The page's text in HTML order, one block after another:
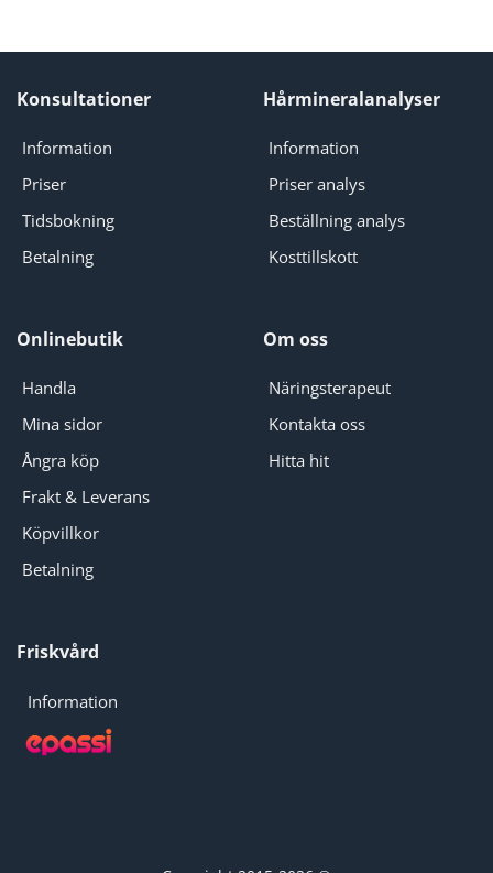
Konsultationer
Information
Priser
Tidsbokning
Betalning
Hårmineralanalyser
Information
Priser analys
Beställning analys
Kosttillskott
Onlinebutik
Handla
Mina sidor
Ångra köp
Frakt & Leverans
Köpvillkor
Betalning
Om oss
Näringsterapeut
Kontakta oss
Hitta hit
Friskvård
Information